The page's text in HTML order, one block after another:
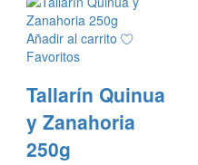
Añadir al carrito
Favoritos
Tallarín Quinua
y Zanahoria
250g